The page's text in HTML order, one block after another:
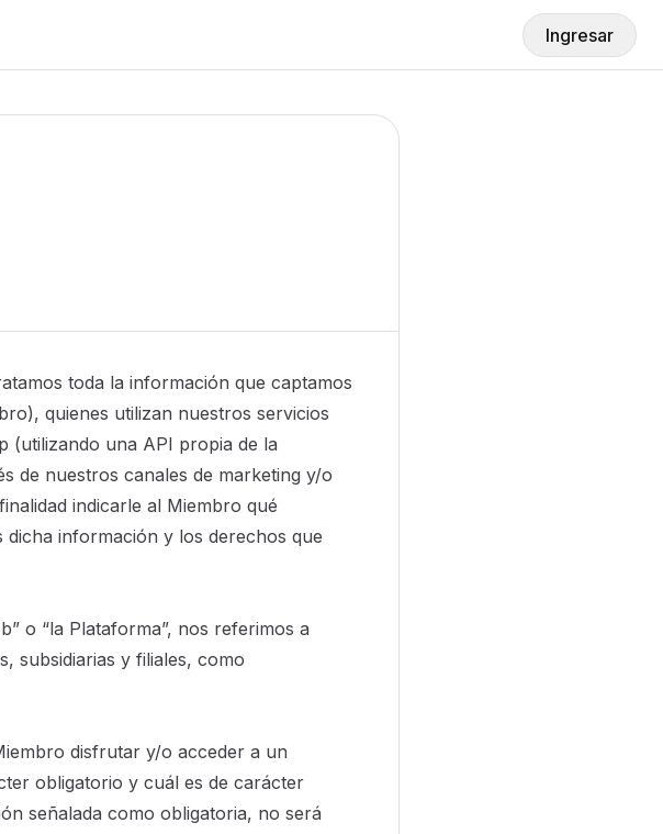
Ingresar
toda la información que captamos
quienes utilizan nuestros servicios
(utilizando una API propia de la
de nuestros canales de marketing y/o
indicarle al Miembro qué
información y los derechos que
o “la Plataforma”, nos referimos a
subsidiarias y filiales, como
disfrutar y/o acceder a un
obligatorio y cuál es de carácter
señalada como obligatoria, no será